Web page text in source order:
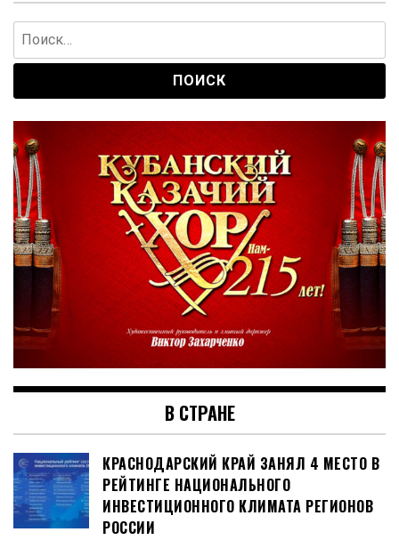
Найти:
В СТРАНЕ
КРАСНОДАРСКИЙ КРАЙ ЗАНЯЛ 4 МЕСТО В
РЕЙТИНГЕ НАЦИОНАЛЬНОГО
ИНВЕСТИЦИОННОГО КЛИМАТА РЕГИОНОВ
РОССИИ